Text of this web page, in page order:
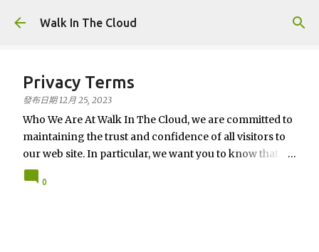
跳到主要內容
Walk In The Cloud
Privacy Terms
發布日期12月 25, 2023
Who We Are At Walk In The Cloud, we are committed to
maintaining the trust and confidence of all visitors to
our web site. In particular, we want you to know that
Walk In The Cloud is not in the business of selling,
renting or trading email lists with other companies and
0